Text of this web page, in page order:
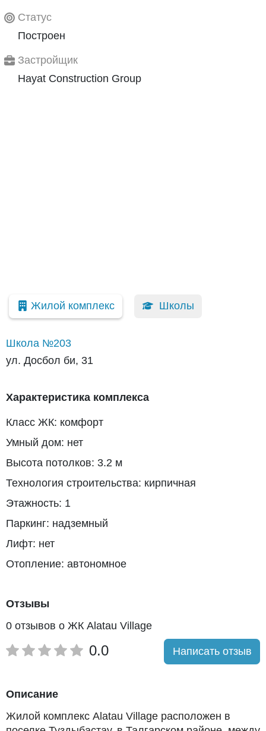
Статус
Построен
Застройщик
Hayat Construction Group
Жилой комплекс Школы
Школа №203
ул. Досбол би, 31
Характеристика комплекса
Класс ЖК: комфорт
Умный дом: нет
Высота потолков: 3.2 м
Технология строительства: кирпичная
Этажность: 1
Паркинг: надземный
Лифт: нет
Отопление: автономное
Отзывы
0 отзывов о ЖК Alatau Village
0.0 Написать отзыв
Описание
Жилой комплекс Alatau Village расположен в